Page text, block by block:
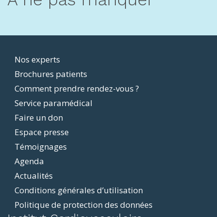
Footer
menu
Nos experts
Brochures patients
Comment prendre rendez-vous ?
Service paramédical
Faire un don
Espace presse
Témoignages
Agenda
Actualités
Conditions générales d’utilisation
Politique de protection des données